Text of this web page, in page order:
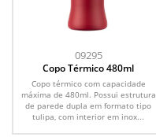
09295
Copo Térmico 480ml
Copo térmico com capacidade
máxima de 480ml. Possui estrutura
de parede dupla em formato tipo
tulipa, com interior em inox...